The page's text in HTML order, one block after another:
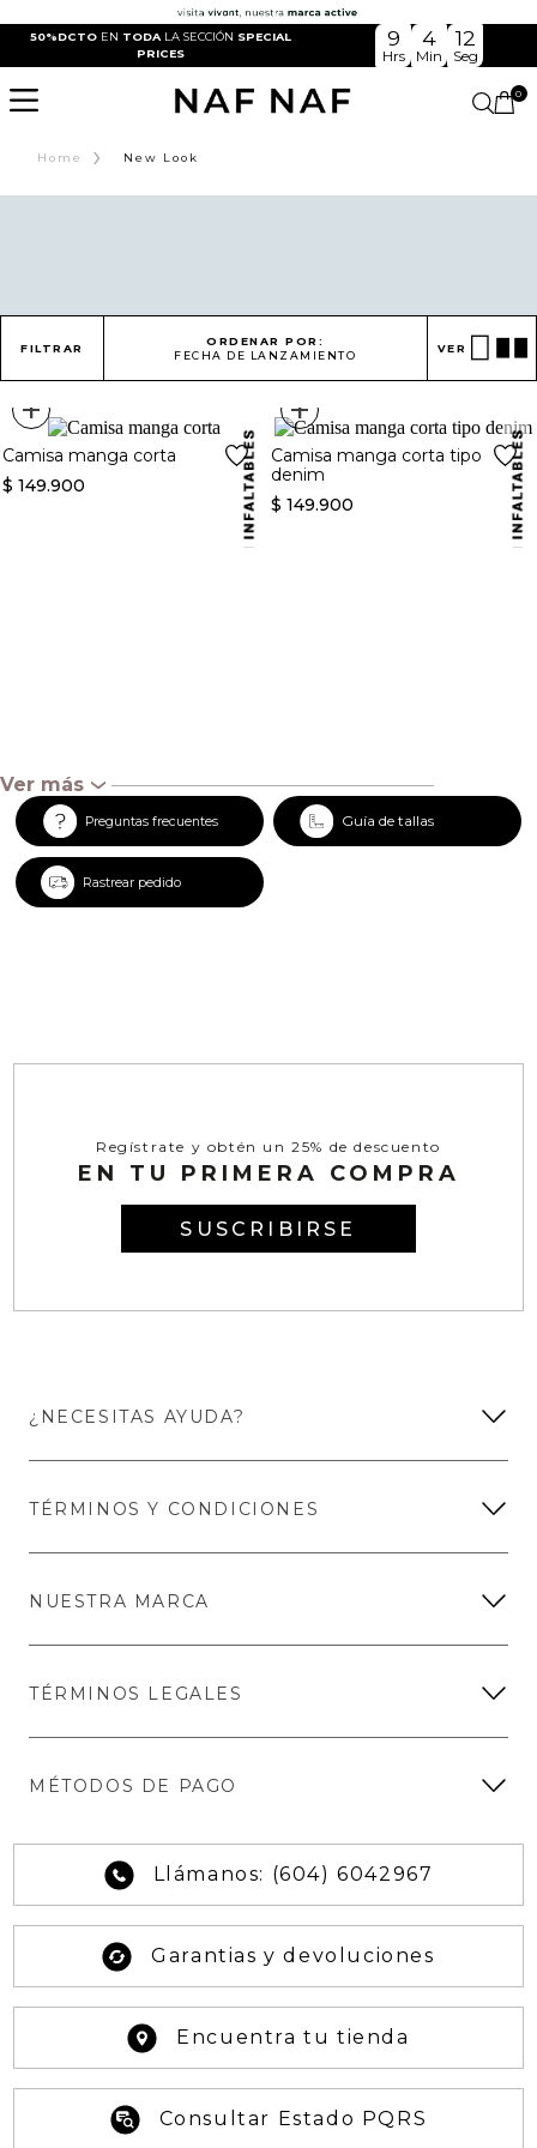
50%DCTO EN TODA LA SECCIÓN SPECIAL
PRICES
9
Hrs
4
Min
12
Seg
0
Home › New Look
FILTRAR
ORDENAR POR:
FECHA DE LANZAMIENTO
VER
+
Camisa manga corta
$ 149.900
+
Camisa manga corta tipo
denim
$ 149.900
Ver más‹
Preguntas frecuentes Guía de tallas
Rastrear pedido
Regístrate y obtén un 25% de descuento
EN TU PRIMERA COMPRA
SUSCRIBIRSE
¿NECESITAS AYUDA?
TÉRMINOS Y CONDICIONES
NUESTRA MARCA
TÉRMINOS LEGALES
MÉTODOS DE PAGO
Llámanos: (604) 6042967
Garantias y devoluciones
Encuentra tu tienda
Consultar Estado PQRS